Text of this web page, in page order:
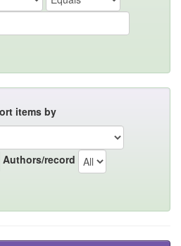
items by
Authors/record